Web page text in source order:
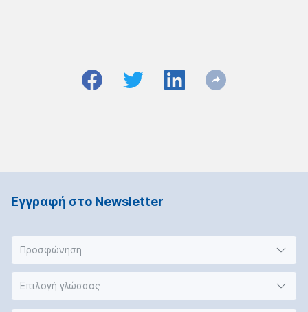
Εγγραφή στο Νewsletter
Προσφώνηση
Επιλογή γλώσσας